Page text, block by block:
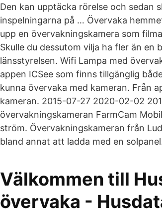
Den kan upptäcka rörelse och sedan
inspelningarna på … Övervaka
upp en övervakningskamera som
Skulle du dessutom vilja ha fler än
länsstyrelsen. Wifi Lampa med
appen ICSee som finns tillgänglig
kunna övervaka med kameran. Från
kameran. 2015-07-27 2020-02-02
övervakningskameran FarmCam
ström. Övervakningskameran från
bland annat att ladda med en
Välkommen till
övervaka -